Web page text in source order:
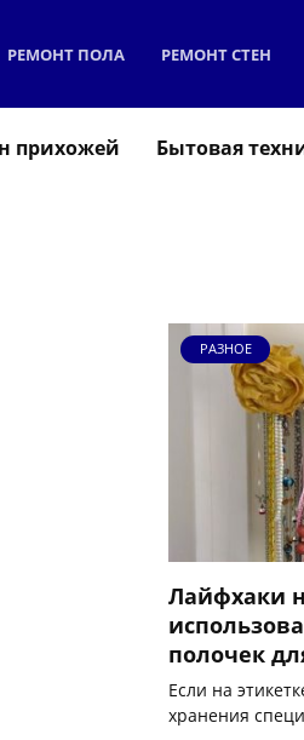
РЕМОНТ ПОЛА РЕМОНТ СТЕН
прихожей Бытовая
РАЗНОЕ
Лайфхаки
полочек
Если на
хранения